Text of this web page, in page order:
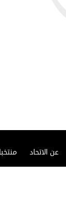
عن الاتحاد